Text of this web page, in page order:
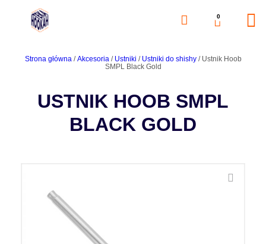
0
Strona główna/Akcesoria/ Ustniki / Ustniki do shishy/ Ustnik Hoob
SMPL Black Gold
USTNIK HOOB SMPL
BLACK GOLD